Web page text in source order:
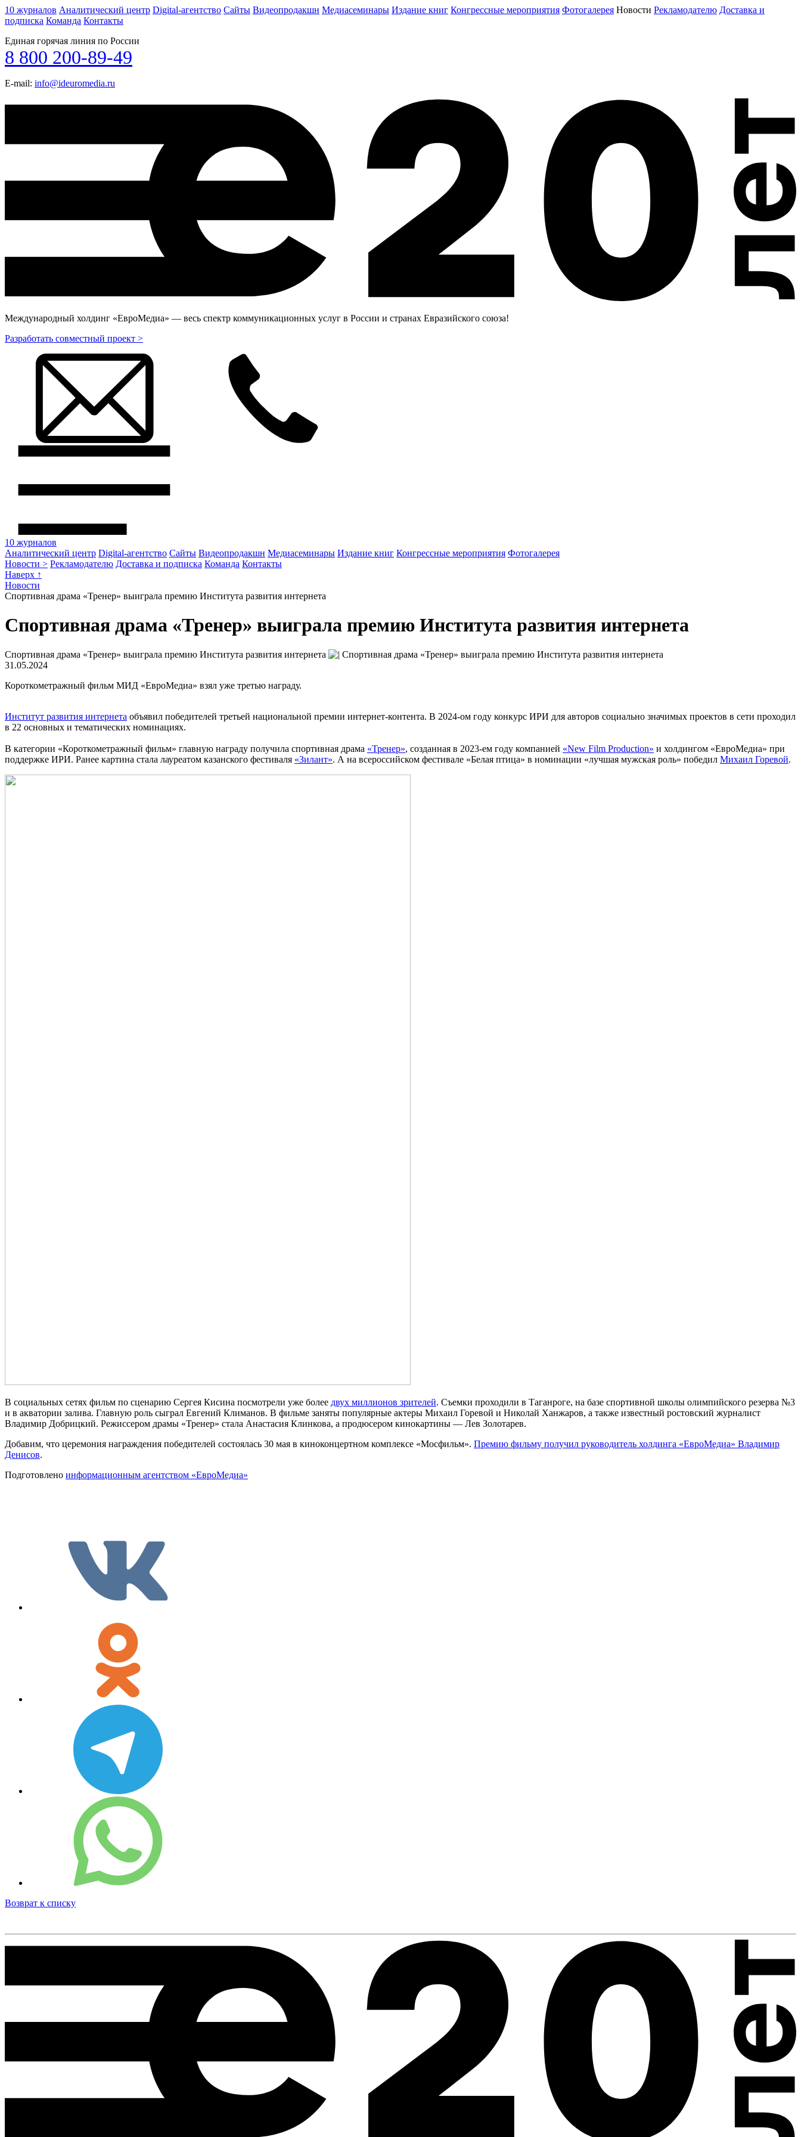
10 журналов Аналитический центр Digital-агентство Сайты Видеопродакшн Медиасеминары Издание книг Конгрессные мероприятия Фотогалерея Новости Рекламодателю Доставка и
подписка Команда Контакты
Единая горячая линия по России
8 800 200-89-49
E-mail: info@ideuromedia.ru
Международный холдинг «ЕвроМедиа» — весь спектр коммуникационных услуг в России и странах Евразийского союза!
Разработать совместный проект >
10 журналов
Аналитический центр Digital-агентство Сайты Видеопродакшн Медиасеминары Издание книг Конгрессные мероприятия Фотогалерея
Новости > Рекламодателю Доставка и подписка Команда Контакты
Наверх ↑
Новости
Спортивная драма «Тренер» выиграла премию Института развития интернета
Спортивная драма «Тренер» выиграла премию Института развития интернета
Спортивная драма «Тренер» выиграла премию Института развития интернета
31.05.2024
Короткометражный фильм МИД «ЕвроМедиа» взял уже третью награду.
Институт развития интернета объявил победителей третьей национальной премии интернет-контента. В 2024-ом году конкурс ИРИ для авторов социально значимых проектов в сети проходил
в 22 основных и тематических номинациях.
В категории «Короткометражный фильм» главную награду получила спортивная драма «Тренер», созданная в 2023-ем году компанией «New Film Production» и холдингом «ЕвроМедиа» при
поддержке ИРИ. Ранее картина стала лауреатом казанского фестиваля «Зилант». А на всероссийском фестивале «Белая птица» в номинации «лучшая мужская роль» победил Михаил Горевой.
В социальных сетях фильм по сценарию Сергея Кисина посмотрели уже более двух миллионов зрителей. Съемки проходили в Таганроге, на базе спортивной школы олимпийского резерва №3
и в акватории залива. Главную роль сыграл Евгений Климанов. В фильме заняты популярные актеры Михаил Горевой и Николай Ханжаров, а также известный ростовский журналист
Владимир Добрицкий. Режиссером драмы «Тренер» стала Анастасия Клинкова, а продюсером кинокартины — Лев Золотарев.
Добавим, что церемония награждения победителей состоялась 30 мая в киноконцертном комплексе «Мосфильм». Премию фильму получил руководитель холдинга «ЕвроМедиа» Владимир
Денисов.
Подготовлено информационным агентством «ЕвроМедиа»
Возврат к списку